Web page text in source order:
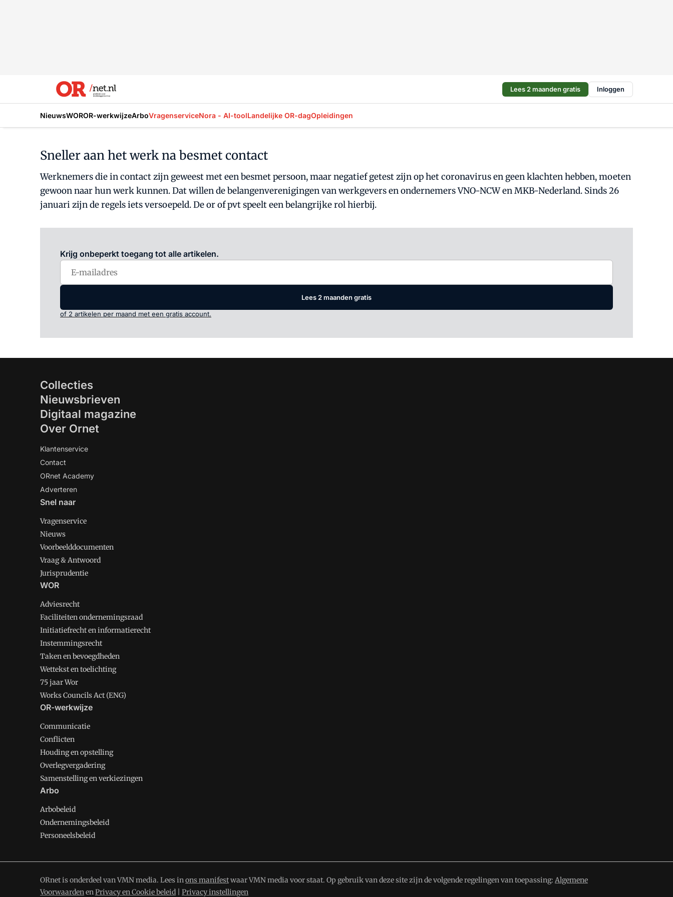
Lees 2 maanden gratis Inloggen
NieuwsWOROR-werkwijzeArboVragenserviceNora - AI-toolLandelijke OR-dagOpleidingen
Sneller aan het werk na besmet contact
Werknemers die in contact zijn geweest met een besmet persoon, maar negatief getest zijn op het coronavirus en geen klachten hebben, moeten
gewoon naar hun werk kunnen. Dat willen de belangenverenigingen van werkgevers en ondernemers VNO-NCW en MKB-Nederland. Sinds 26
januari zijn de regels iets versoepeld. De or of pvt speelt een belangrijke rol hierbij.
Krijg onbeperkt toegang tot alle artikelen.
Lees 2 maanden gratis
of 2 artikelen per maand met een gratis account.
Collecties
Nieuwsbrieven
Digitaal magazine
Over Ornet
Klantenservice
Contact
ORnet Academy
Adverteren
Snel naar
Vragenservice
Nieuws
Voorbeelddocumenten
Vraag & Antwoord
Jurisprudentie
WOR
Adviesrecht
Faciliteiten ondernemingsraad
Initiatiefrecht en informatierecht
Instemmingsrecht
Taken en bevoegdheden
Wettekst en toelichting
75 jaar Wor
Works Councils Act (ENG)
OR-werkwijze
Communicatie
Conflicten
Houding en opstelling
Overlegvergadering
Samenstelling en verkiezingen
Arbo
Arbobeleid
Ondernemingsbeleid
Personeelsbeleid
ORnet is onderdeel van VMN media. Lees inons manifestwaar VMN media voor staat. Op gebruik van deze site zijn de volgende regelingen van toepassing: Algemene
VoorwaardenenPrivacy en Cookie beleid Privacy instellingen